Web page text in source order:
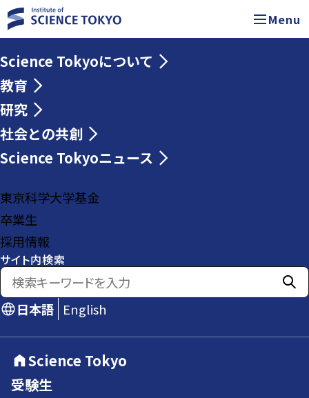
Menu
Science Tokyoについて
教育
研究
社会との共創
Science Tokyoニュース
東京科学大学基金
卒業生
採用情報
サイト内検索
日本語 English
Science Tokyo
受験生